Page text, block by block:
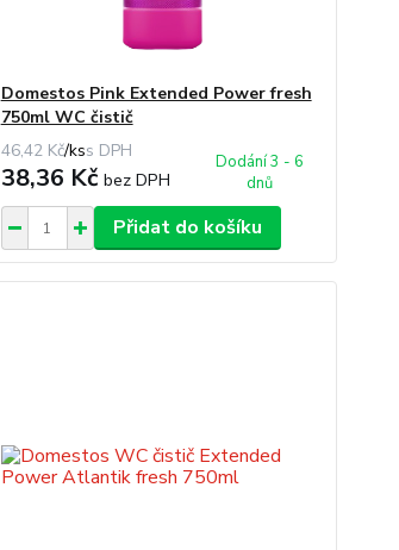
Domestos Pink Extended Power fresh
750ml WC čistič
46,42 Kč/ks
38,36 Kč bez DPH
Dodání 3 - 6
dnů
Přidat do košíku